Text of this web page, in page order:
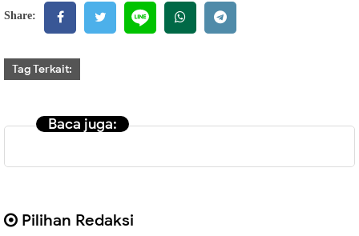
Share:
Tag Terkait:
Baca juga:
Pilihan Redaksi